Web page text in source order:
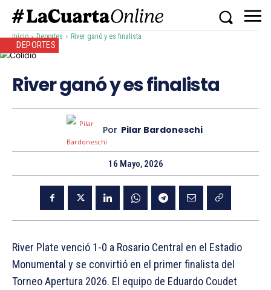
Inicio Deportes River ganó y es finalista
DEPORTES
River ganó y es finalista
Por Pilar Bardoneschi
16 Mayo, 2026
River Plate venció 1-0 a Rosario Central en el Estadio
Monumental y se convirtió en el primer finalista del
Torneo Apertura 2026. El equipo de Eduardo Coudet